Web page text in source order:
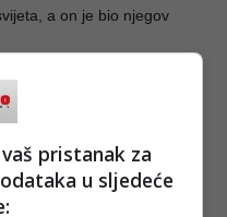
a on je bio njegov
pristanak za
u sljedeće